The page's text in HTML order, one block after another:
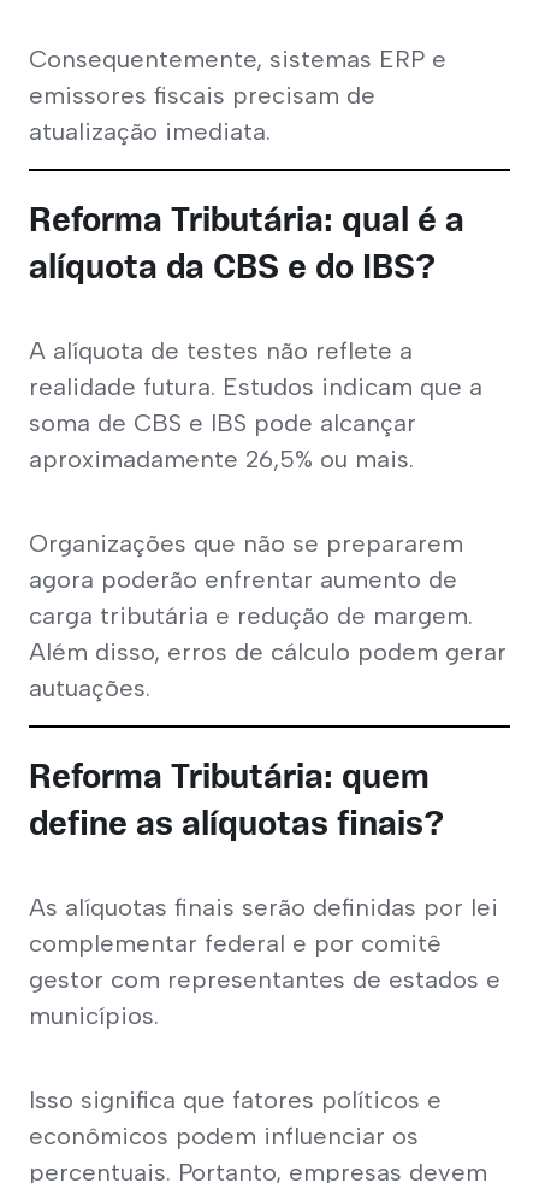
Consequentemente, sistemas ERP e
emissores fiscais precisam de
atualização imediata.
Reforma Tributária: qual é a
alíquota da CBS e do IBS?
A alíquota de testes não reflete a
realidade futura. Estudos indicam que a
soma de CBS e IBS pode alcançar
aproximadamente 26,5% ou mais.
Organizações que não se prepararem
agora poderão enfrentar aumento de
carga tributária e redução de margem.
Além disso, erros de cálculo podem gerar
autuações.
Reforma Tributária: quem
define as alíquotas finais?
As alíquotas finais serão definidas por lei
complementar federal e por comitê
gestor com representantes de estados e
municípios.
Isso significa que fatores políticos e
econômicos podem influenciar os
percentuais. Portanto, empresas devem